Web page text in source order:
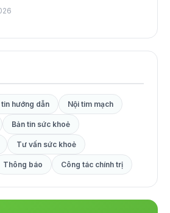
hướng dẫn Nội tim mạch
Bản tin sức khoẻ
Tư vấn sức khoẻ
Thông báo Công tác chính trị